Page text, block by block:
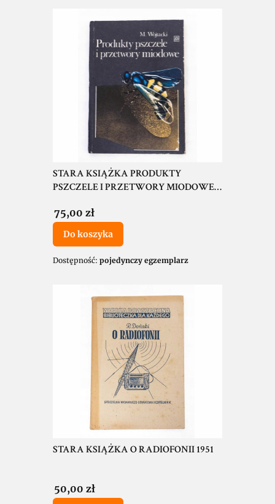
STARA KSIĄŻKA PRODUKTY
PSZCZELE I PRZETWORY MIODOWE
Cena
75,00 zł
Do koszyka
Dostępność: pojedynczy egzemplarz
STARA KSIĄŻKA O RADIOFONII 1951
Cena
50,00 zł